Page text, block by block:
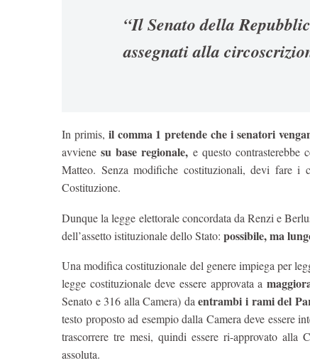
“Il Senato della
assegnati alla
In primis, il comma 1 pretende che i senatori
avvienesu base regionale, e questo contrasterebbe
Matteo. Senza modifiche costituzionali, devi fare
Costituzione.
Dunque la legge elettorale concordata da Renzi e
dell’assetto istituzionale dello Stato: possibile, ma
Una modifica costituzionale del genere impiega per
legge costituzionale deve essere approvata a
Senato e 316 alla Camera) daentrambi i rami del
testo proposto ad esempio dalla Camera deve essere
trascorrere tre mesi, quindi essere ri-approvato
assoluta.